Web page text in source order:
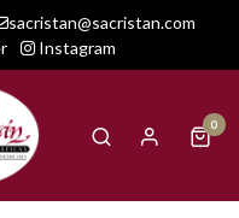
sacristan@sacristan.com
Instagram
0